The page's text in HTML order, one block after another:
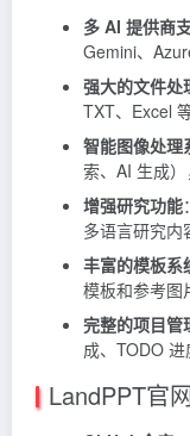
多 AI 提供商
Gemini、
强大的文件处
TXT、Excel
智能图像处理
索、AI 生成）
增强研究功能
多语言研究内
丰富的模板系
模板和参考图
完整的项目管
成、TODO 进
LandPPT官